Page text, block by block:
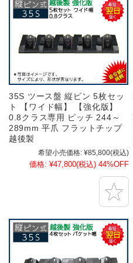
35S ツース盤 縦ピン 5枚セッ
ト 【ワイド幅】 【強化版】
0.8クラス専用 ピッチ 244～
289mm 平爪 フラットチップ
越後製
希望小売価格: ¥85,800(税込)
価格: ¥47,800(税込) 44%OFF